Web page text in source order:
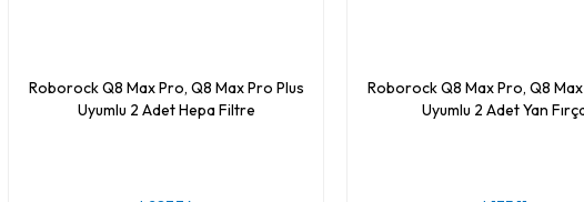
Roborock Q8 Max Pro, Q8 Max Pro Plus
Uyumlu 2 Adet Hepa Filtre
Roborock Q8 Max Pro, Q8
Uyumlu 2 Adet Yan